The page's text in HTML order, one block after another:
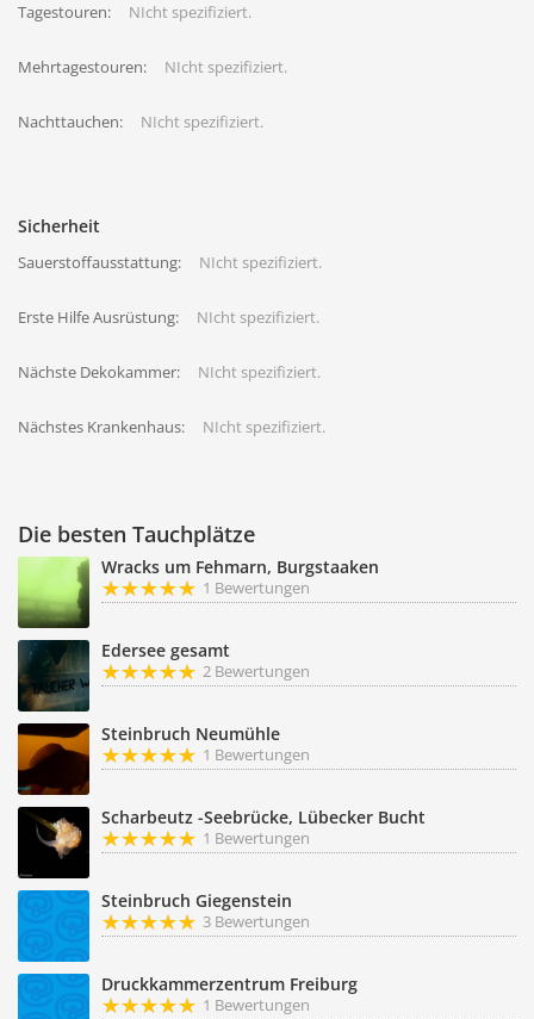
Tagestouren: NIcht spezifiziert.
Mehrtagestouren: NIcht spezifiziert.
Nachttauchen: NIcht spezifiziert.
Sicherheit
Sauerstoffausstattung: NIcht spezifiziert.
Erste Hilfe Ausrüstung: NIcht spezifiziert.
Nächste Dekokammer: NIcht spezifiziert.
Nächstes Krankenhaus: NIcht spezifiziert.
Die besten Tauchplätze
Wracks um Fehmarn, Burgstaaken
1 Bewertungen
Edersee gesamt
2 Bewertungen
Steinbruch Neumühle
1 Bewertungen
Scharbeutz -Seebrücke, Lübecker Bucht
1 Bewertungen
Steinbruch Giegenstein
3 Bewertungen
Druckkammerzentrum Freiburg
1 Bewertungen